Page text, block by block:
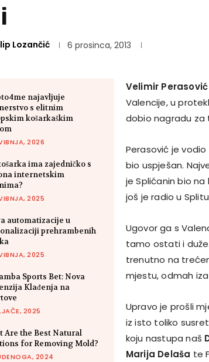
Lozančić 6 prosinca, 2013
najavljuje
s elitnim
košarkaškim
2026
ima zajedničko s
internetskim
2025
automatizacije u
prehrambenih
2025
Sports Bet: Nova
Klađenja na
2025
Are the Best Natural
for Removing Mold?
2024
Velimir Perasović
Valencije, u
dobio nagradu za
Perasović je
bio uspješan.
je Splićanin bio na
još je radio u
Ugovor ga s
tamo ostati i
trenutno na
mjestu, odmah
Upravo je prošli
iz isto toliko
koju nastupa naš
Marija Delaša te